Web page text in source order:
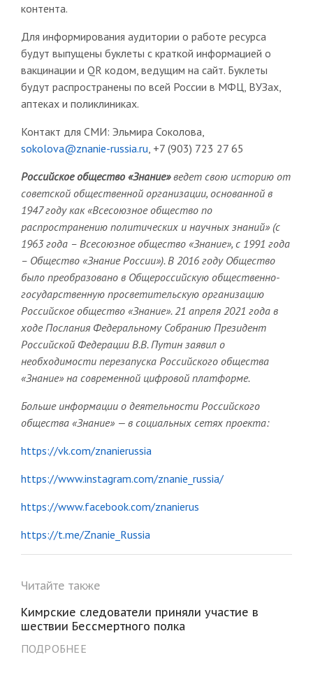
контента.
Для информирования аудитории о работе ресурса
будут выпущены буклеты с краткой информацией о
вакцинации и QR кодом, ведущим на сайт. Буклеты
будут распространены по всей России в МФЦ, ВУЗах,
аптеках и поликлиниках.
Контакт для СМИ: Эльмира Соколова,
sokolova@znanie-russia.ru , +7 (903) 723 27 65
Российское общество «Знание»ведет свою историю от
советской общественной организации, основанной в
1947 году как «Всесоюзное общество по
распространению политических и научных знаний» (с
1963 года ­– Всесоюзное общество «Знание», с 1991 года
– Общество «Знание России»). В 2016 году Общество
было преобразовано в Общероссийскую общественно-
государственную просветительскую организацию
Российское общество «Знание». 21 апреля 2021 года в
ходе Послания Федеральному Собранию Президент
Российской Федерации В.В. Путин заявил о
необходимости перезапуска Российского общества
«Знание» на современной цифровой платформе.
Больше информации о деятельности Российского
общества «Знание» — в социальных сетях проекта:
https://vk.com/znanierussia
https://www.instagram.com/znanie_russia/
https://www.facebook.com/znanierus
https://t.me/Znanie_Russia
Читайте также
Кимрские следователи приняли участие в
шествии Бессмертного полка
ПОДРОБНЕЕ